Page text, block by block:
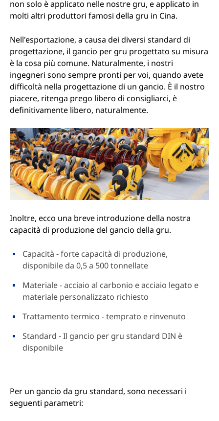
non solo è applicato nelle nostre gru, e applicato in
molti altri produttori famosi della gru in Cina.
Nell'esportazione, a causa dei diversi standard di
progettazione, il gancio per gru progettato su misura
è la cosa più comune. Naturalmente, i nostri
ingegneri sono sempre pronti per voi, quando avete
difficoltà nella progettazione di un gancio. È il nostro
piacere, ritenga prego libero di consigliarci, è
definitivamente libero, naturalmente.
Inoltre, ecco una breve introduzione della nostra
capacità di produzione del gancio della gru.
Capacità - forte capacità di produzione,
disponibile da 0,5 a 500 tonnellate
Materiale - acciaio al carbonio e acciaio legato e
materiale personalizzato richiesto
Trattamento termico - temprato e rinvenuto
Standard - Il gancio per gru standard DIN è
disponibile
Per un gancio da gru standard, sono necessari i
seguenti parametri: